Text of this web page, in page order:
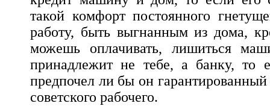
такой комфорт постоянного
работу, быть выгнанным из дома,
можешь оплачивать, лишиться
принадлежит не тебе, а банку, то
предпочел ли бы он
советского рабочего.